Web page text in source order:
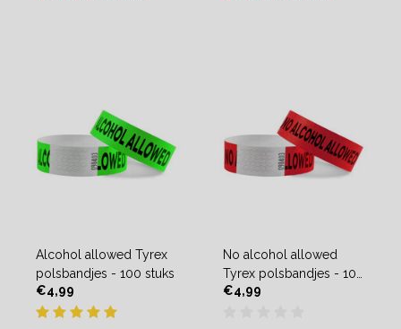
Alcohol allowed Tyrex
polsbandjes - 100 stuks
€4,99
No alcohol allowed
Tyrex polsbandjes - 100
stuks
€4,99